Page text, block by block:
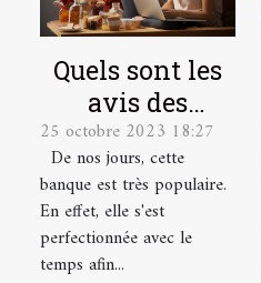
Quels sont les
avis des
utilisateurs sur
la banque en
ligne
Boursorama ?
25 octobre 2023 18:27
De nos jours, cette
banque est très populaire.
En effet, elle s'est
perfectionnée avec le
temps afin...